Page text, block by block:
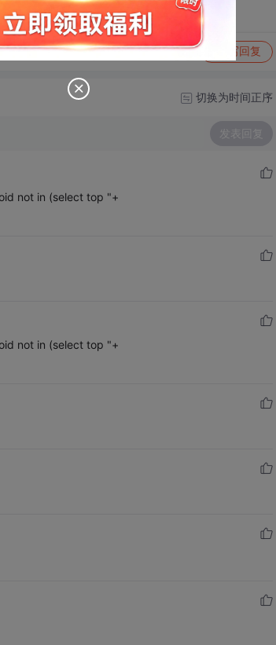
举报 写回复
切换为时间正序
发表回复
not in (select top "+
not in (select top "+